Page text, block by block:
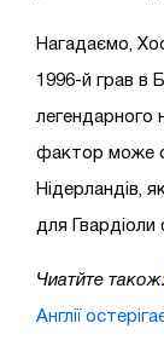
Нагадаємо,
1996-й грав в
легендарного
фактор може
Нідерландів ,
для Гвардіоли
Чиатйте
Англії